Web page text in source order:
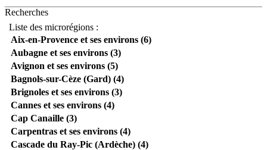
Recherches
Liste des microrégions :
Aix-en-Provence et ses environs (6)
Aubagne et ses environs (3)
Avignon et ses environs (5)
Bagnols-sur-Cèze (Gard) (4)
Brignoles et ses environs (3)
Cannes et ses environs (4)
Cap Canaille (3)
Carpentras et ses environs (4)
Cascade du Ray-Pic (Ardèche) (4)